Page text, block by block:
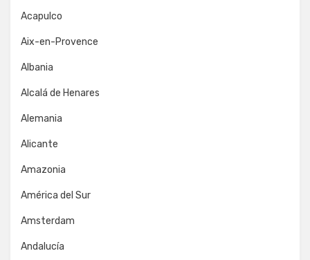
Acapulco
Aix-en-Provence
Albania
Alcalá de Henares
Alemania
Alicante
Amazonia
América del Sur
Amsterdam
Andalucía